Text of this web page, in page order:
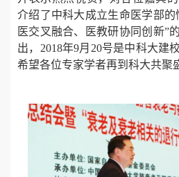
介绍了中科大成立生命医学部
医交叉融合、医教研协同创新”
出，2018年9月20号是中科大建
希望各位专家学者再到科大共聚